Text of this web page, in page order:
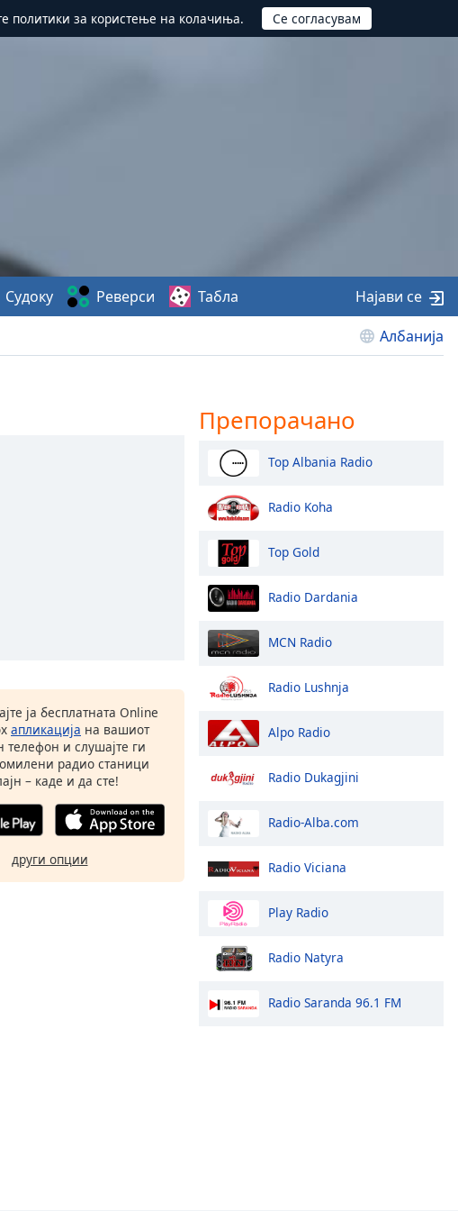
политики за користење на колачиња.
Албанија
Судоку Реверси Табла Најави се
ја бесплатната Online
апликација на вашиот
телефон и слушајте ги
радио станици
– каде и да сте!
други опции
Препорачано
Top Albania Radio
Radio Koha
Top Gold
Radio Dardania
MCN Radio
Radio Lushnja
Alpo Radio
Radio Dukagjini
Radio-Alba.com
Radio Viciana
Play Radio
Radio Natyra
Radio Saranda 96.1 FM